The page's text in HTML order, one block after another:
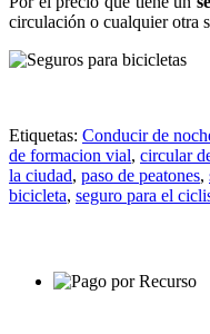
circulación o cualquier otra
Etiquetas: Conducir de
de formacion vial, circular
la ciudad, paso de peatones,
bicicleta, seguro para el